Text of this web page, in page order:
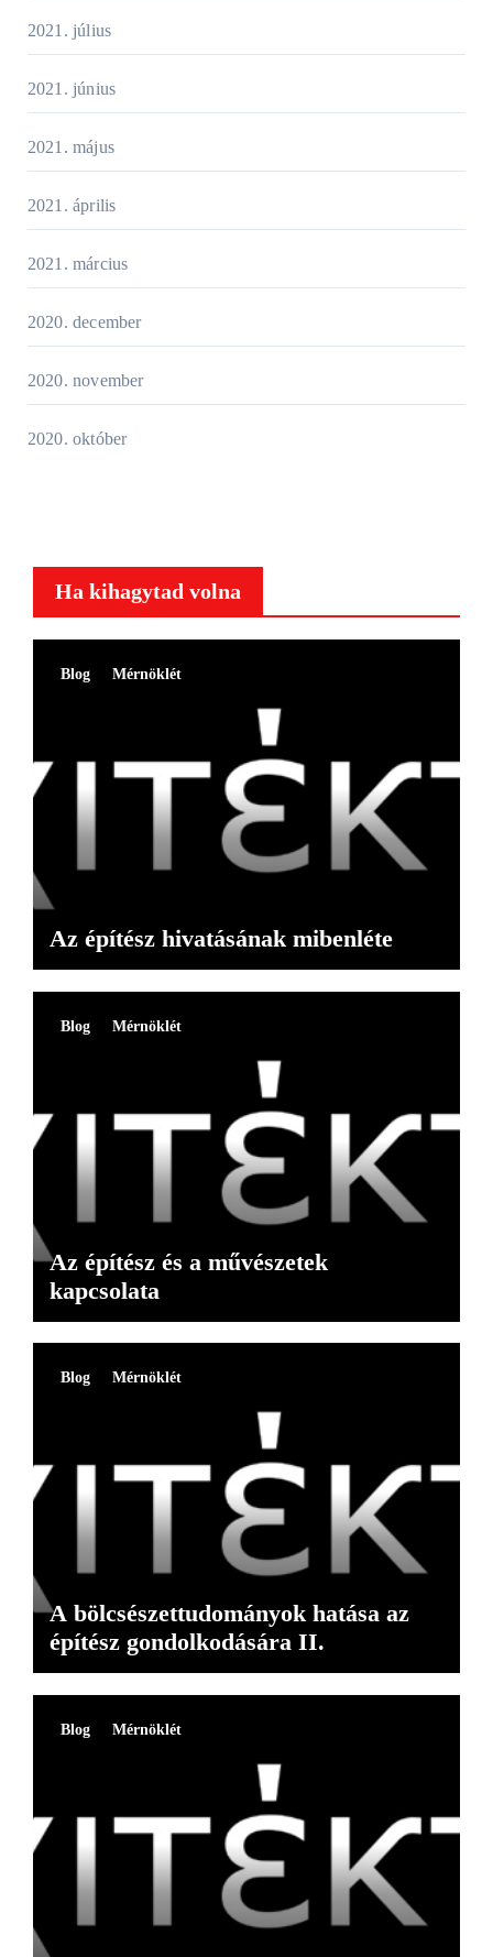
2021. július
2021. június
2021. május
2021. április
2021. március
2020. december
2020. november
2020. október
Ha kihagytad volna
Blog Mérnöklét
Az építész hivatásának mibenléte
Blog Mérnöklét
Az építész és a művészetek
kapcsolata
Blog Mérnöklét
A bölcsészettudományok hatása az
építész gondolkodására II.
Blog Mérnöklét